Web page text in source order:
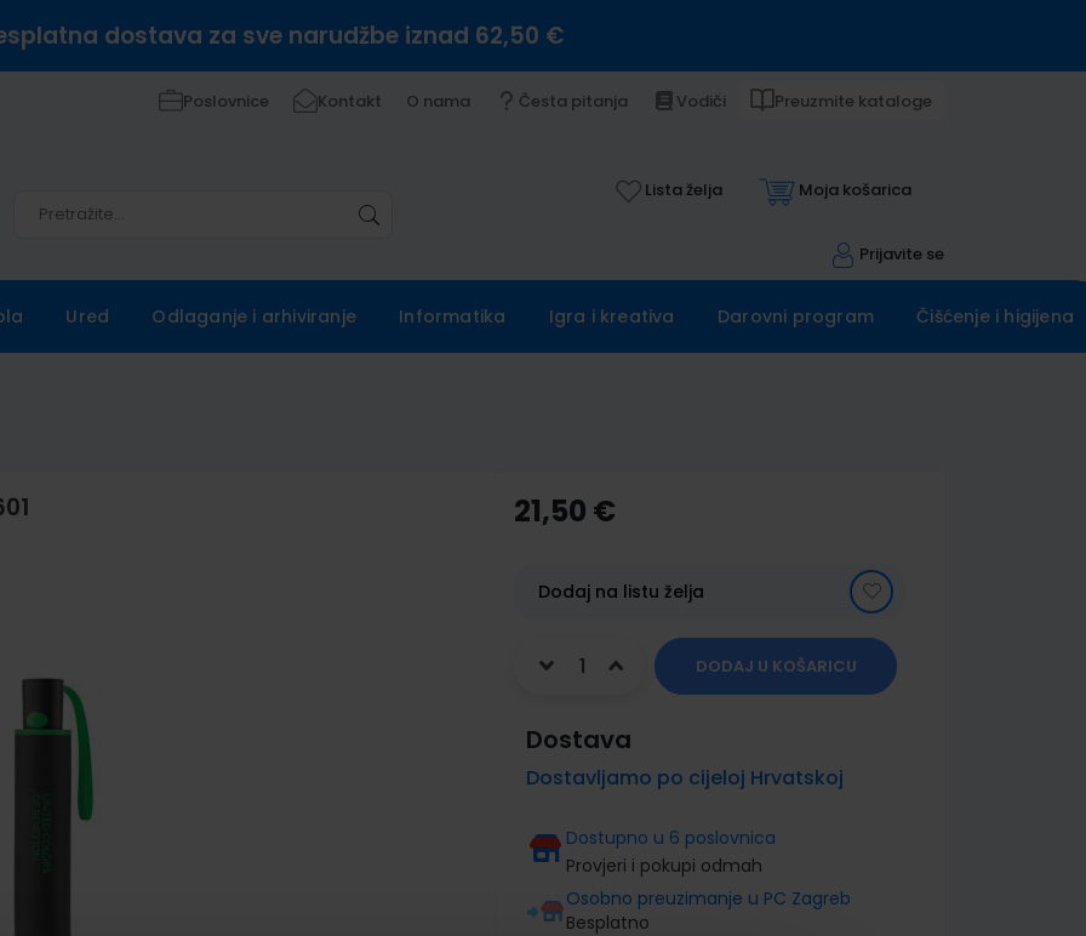
dostava za sve narudžbe iznad 62,50 €
Poslovnice Kontakt O nama Česta pitanja Vodiči Preuzmite kataloge
Lista želja Moja košarica
Prijavite se
Ured Odlaganje i arhiviranje Informatika Igra i kreativa Darovni program Čišćenje i higijena
21,50 €
Dodaj na listu želja
DODAJ U KOŠARICU
Dostava
Dostavljamo po cijeloj Hrvatskoj
Dostupno u 6 poslovnica
Provjeri i pokupi odmah
Osobno preuzimanje u PC Zagreb
Besplatno